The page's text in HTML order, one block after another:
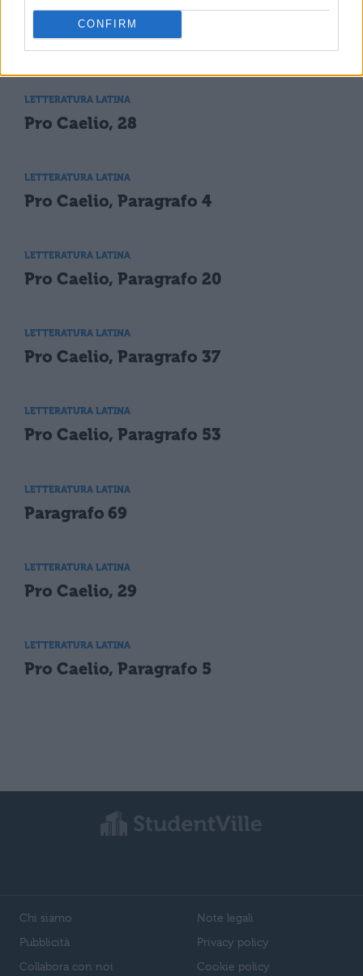
CONFIRM
TI POTREBBE INTERESSARE
LETTERATURA LATINA
Pro Caelio, 28
LETTERATURA LATINA
Pro Caelio, Paragrafo 4
LETTERATURA LATINA
Pro Caelio, Paragrafo 20
LETTERATURA LATINA
Pro Caelio, Paragrafo 37
LETTERATURA LATINA
Pro Caelio, Paragrafo 53
LETTERATURA LATINA
Paragrafo 69
LETTERATURA LATINA
Pro Caelio, 29
LETTERATURA LATINA
Pro Caelio, Paragrafo 5
Chi siamo
Pubblicità
Collabora con noi
Note legali
Privacy policy
Cookie policy